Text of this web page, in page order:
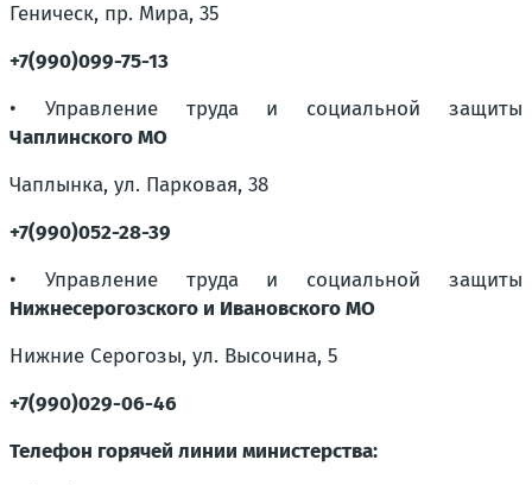
Геническ, пр. Мира, 35
+7(990)099-75-13
• Управление труда и социальной защиты
Чаплинского МО
Чаплынка, ул. Парковая, 38
+7(990)052-28-39
• Управление труда и социальной защиты
Нижнесерогозского и Ивановского МО
Нижние Серогозы, ул. Высочина, 5
+7(990)029-06-46
Телефон горячей линии министерства: